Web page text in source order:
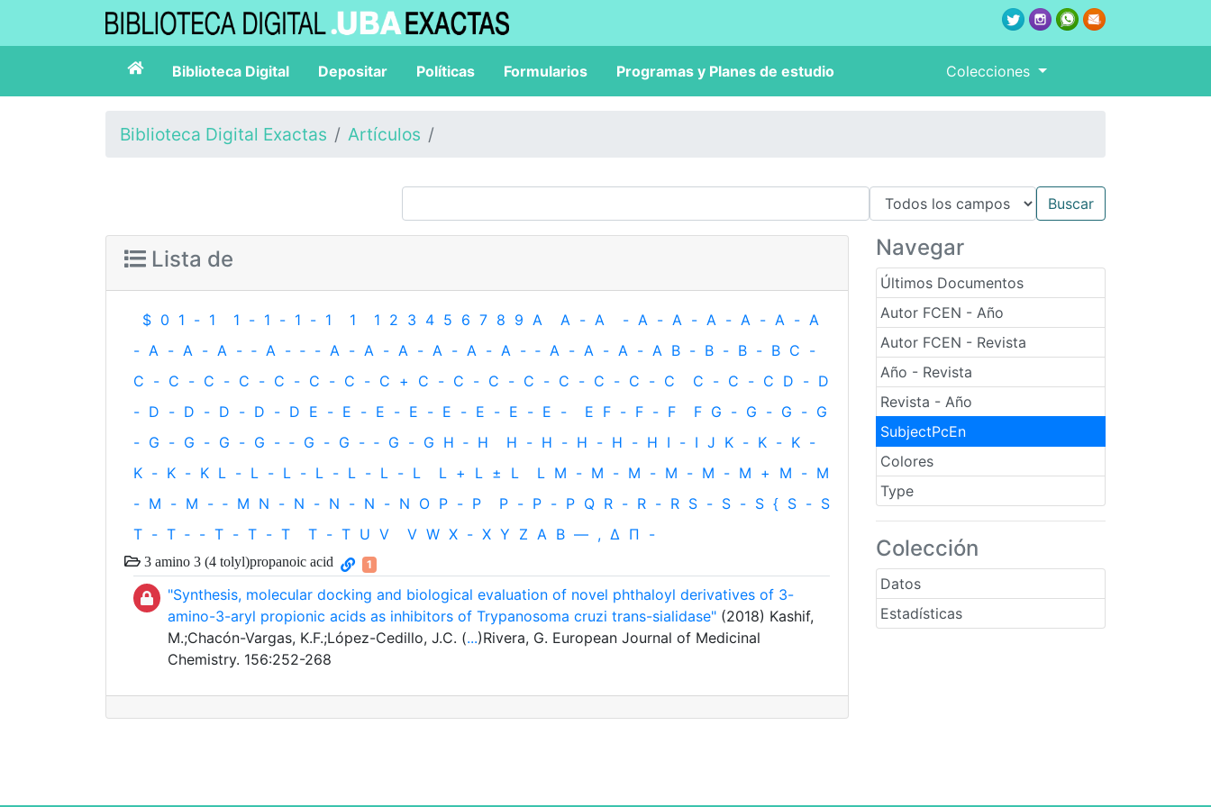
Biblioteca Digital Depositar Políticas Formularios Programas y Planes de estudio Colecciones
Biblioteca Digital Exactas Artículos
Navegar
Últimos Documentos
Autor FCEN - Año
Autor FCEN - Revista
Año - Revista
Revista - Año
SubjectPcEn
Colores
Type
Colección
Datos
Estadísticas
Lista de
$ 0 1 - 1 1 - 1 - 1 - 1 1 1 2 3 4 5 6 7 8 9 A A - A - A - A - A - A - A - A
- A - A - A - ‐ A - ‐ - A - A - A - A - A - A - ‐ A - A - A - A B - B - B - B C -
C - C - C - C - C - C - C - C + C - C - C - C - C - C - C - C C - C - C D - D
- D - D - D - D - D E - E - E - E - E - E - E - E - E F - F - F F G - G - G - G
- G - G - G - G - ‐ G - G - ‐ G - G H ‐ H H - H - H - H - H I - I J K - K - K -
K - K - K L - L - L - L - L - L - L L + L ± L L M - M - M - M - M - M + M - M
- M - M - ‐ M N - N - N - N - N O P - P P - P - P Q R - R - R S - S - S { S - S
T - T ‐ - T - T - T T - T U V V W X - X Y Z Α Β — , Δ Π -
3 amino 3 (4 tolyl)propanoic acid 1
"Synthesis, molecular docking and biological evaluation of novel phthaloyl derivatives of 3-
amino-3-aryl propionic acids as inhibitors of Trypanosoma cruzi trans-sialidase" (2018) Kashif,
M.;Chacón-Vargas, K.F.;López-Cedillo, J.C. (...)Rivera, G. European Journal of Medicinal
Chemistry. 156:252-268